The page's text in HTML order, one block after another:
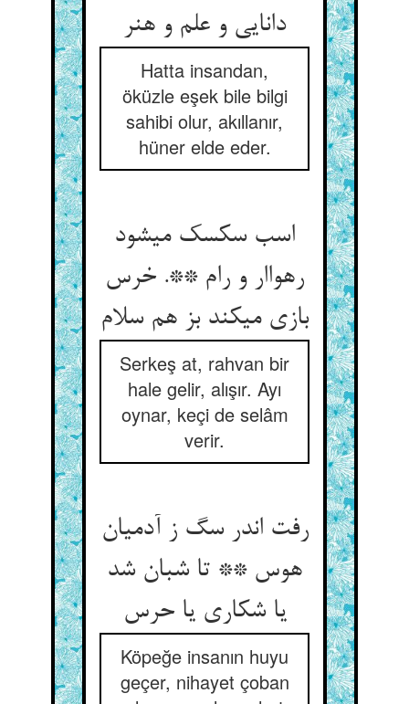
دانایی و علم و هنر
Hatta insandan,
öküzle eşek bile bilgi
sahibi olur, akıllanır,
hüner elde eder.
اسب سکسک میشود
رهواار و رام **. خرس
بازی میکند بز هم سلام
Serkeş at, rahvan bir
hale gelir, alışır. Ayı
oynar, keçi de selâm
verir.
رفت اندر سگ ز آدمیان
هوس ** تا شبان شد
یا شکاری یا حرس‏
Köpeğe insanın huyu
geçer, nihayet çoban